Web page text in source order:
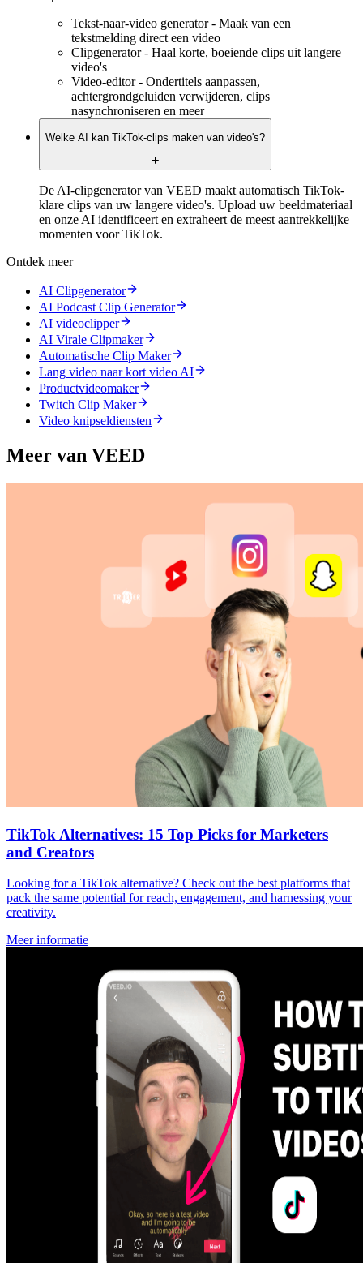
Tekst-naar-video generator - Maak van een
tekstmelding direct een video
Clipgenerator - Haal korte, boeiende clips uit langere
video's
Video-editor - Ondertitels aanpassen,
achtergrondgeluiden verwijderen, clips
nasynchroniseren en meer
Welke AI kan TikTok-clips maken van video's?
De AI-clipgenerator van VEED maakt automatisch TikTok-
klare clips van uw langere video's. Upload uw beeldmateriaal
en onze AI identificeert en extraheert de meest aantrekkelijke
momenten voor TikTok.
Ontdek meer
AI Clipgenerator
AI Podcast Clip Generator
AI videoclipper
AI Virale Clipmaker
Automatische Clip Maker
Lang video naar kort video AI
Productvideomaker
Twitch Clip Maker
Video knipseldiensten
Meer van VEED
TikTok Alternatives: 15 Top Picks for Marketers
and Creators
Looking for a TikTok alternative? Check out the best platforms that
pack the same potential for reach, engagement, and harnessing your
creativity.
Meer informatie